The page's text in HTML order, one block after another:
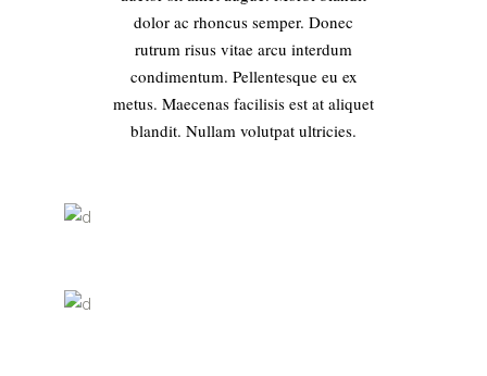
dolor ac rhoncus semper. Donec
rutrum risus vitae arcu interdum
condimentum. Pellentesque eu ex
metus. Maecenas facilisis est at aliquet
blandit. Nullam volutpat ultricies.